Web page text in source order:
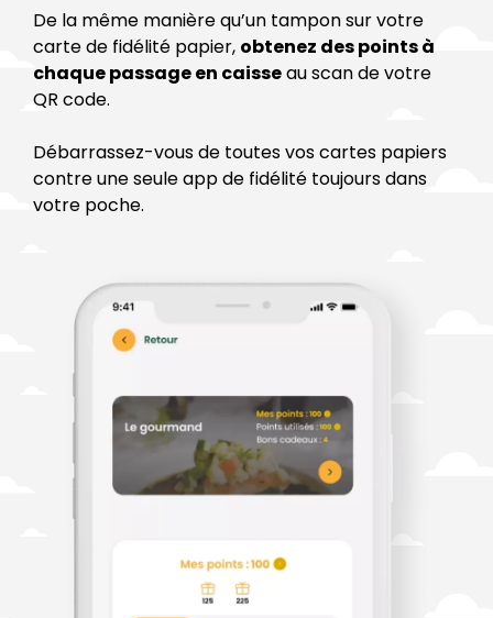
De la même manière qu’un tampon sur votre
carte de fidélité papier, obtenez des points à
chaque passage en caisseau scan de votre
QR code.
Débarrassez-vous de toutes vos cartes papiers
contre une seule app de fidélité toujours dans
votre poche.